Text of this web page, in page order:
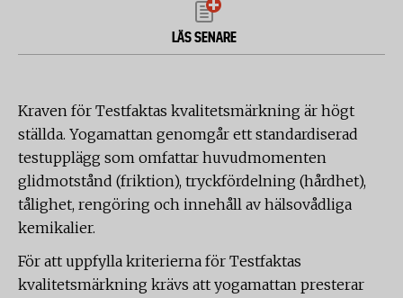
LÄS SENARE
Kraven för Testfaktas kvalitetsmärkning är högt
ställda. Yogamattan genomgår ett standardiserad
testupplägg som omfattar huvudmomenten
glidmotstånd (friktion), tryckfördelning (hårdhet),
tålighet, rengöring och innehåll av hälsovådliga
kemikalier.
För att uppfylla kriterierna för Testfaktas
kvalitetsmärkning krävs att yogamattan presterar